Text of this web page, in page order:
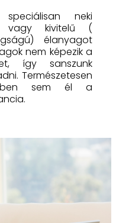
neki
vagy kivitelű (
élanyagot
nem képezik a
így sanszunk
Természetesen
sem él a